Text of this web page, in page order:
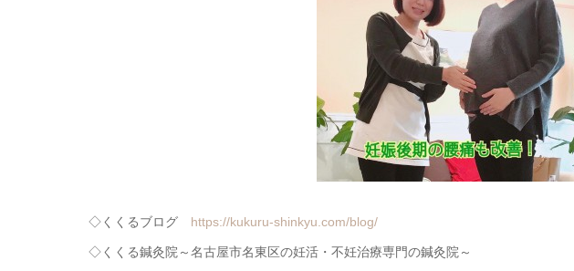
◇くくるブログ https://kukuru-shinkyu.com/blog/
◇くくる鍼灸院～名古屋市名東区の妊活・不妊治療専門の鍼灸院～